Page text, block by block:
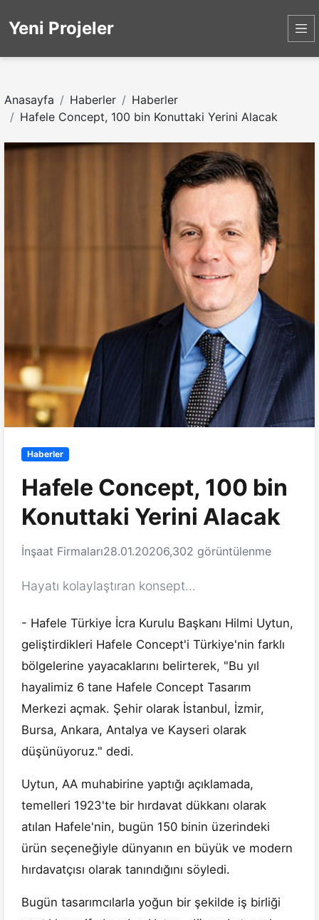
Yeni Projeler
Anasayfa Haberler
Haberler
Hafele Concept, 100 bin Konuttaki Yerini Alacak
Haberler
Hafele Concept, 100 bin
Konuttaki Yerini Alacak
İnşaat Firmaları28.01.20206,302 görüntülenme
Hayatı kolaylaştıran konsept...
- Hafele Türkiye İcra Kurulu Başkanı Hilmi Uytun,
geliştirdikleri Hafele Concept'i Türkiye'nin farklı
bölgelerine yayacaklarını belirterek, "Bu yıl
hayalimiz 6 tane Hafele Concept Tasarım
Merkezi açmak. Şehir olarak İstanbul, İzmir,
Bursa, Ankara, Antalya ve Kayseri olarak
düşünüyoruz." dedi.
Uytun, AA muhabirine yaptığı açıklamada,
temelleri 1923'te bir hırdavat dükkanı olarak
atılan Hafele'nin, bugün 150 binin üzerindeki
ürün seçeneğiyle dünyanın en büyük ve modern
hırdavatçısı olarak tanındığını söyledi.
Bugün tasarımcılarla yoğun bir şekilde iş birliği